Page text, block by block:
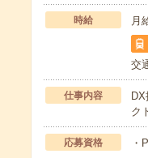
時給 月
交
仕事内容
ク
応募資格 ・